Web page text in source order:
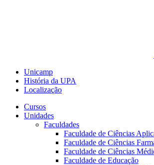
Unicamp
História da UPA
Localização
Cursos
Unidades
Faculdades
Faculdade de Ciências
Faculdade de Ciências
Faculdade de Ciências
Faculdade de Educação